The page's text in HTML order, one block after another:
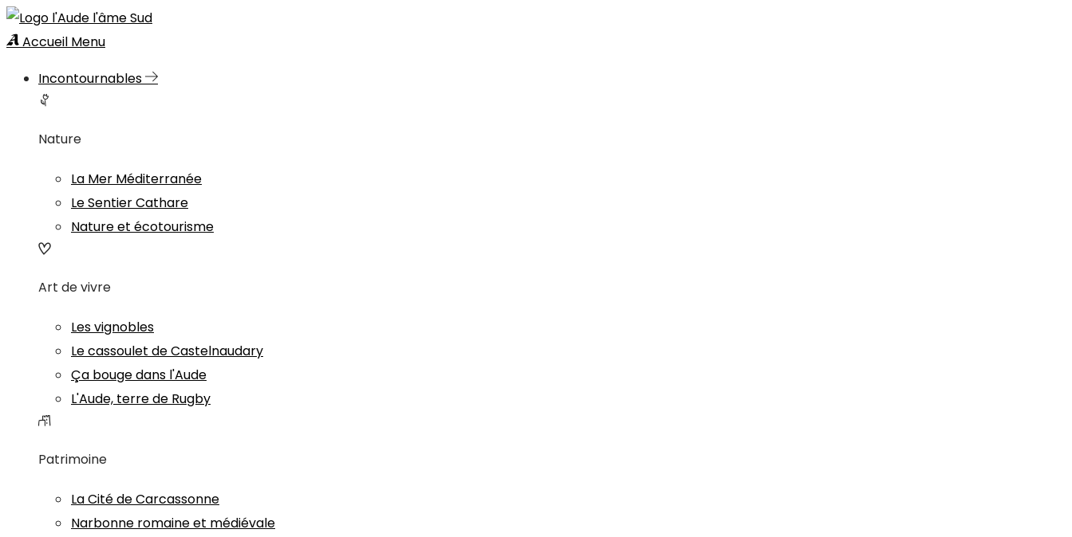
Accueil Menu
Incontournables
Nature
La Mer Méditerranée
Le Sentier Cathare
Nature et écotourisme
Art de vivre
Les vignobles
Le cassoulet de Castelnaudary
Ça bouge dans l'Aude
L'Aude, terre de Rugby
Patrimoine
La Cité de Carcassonne
Narbonne romaine et médiévale